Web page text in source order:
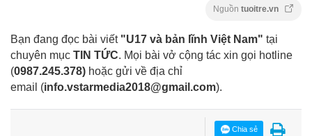
Nguồn tuoitre.vn
Bạn đang đọc bài viết "U17 và bản lĩnh Việt Nam" tại
chuyên mục TIN TỨC. Mọi bài vở cộng tác xin gọi hotline
(0987.245.378) hoặc gửi về địa chỉ
email (info.vstarmedia2018@gmail.com).
Chia sẻ